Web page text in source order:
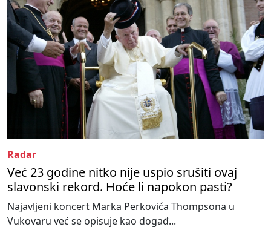
Radar
Već 23 godine nitko nije uspio srušiti ovaj
slavonski rekord. Hoće li napokon pasti?
Najavljeni koncert Marka Perkovića Thompsona u
Vukovaru već se opisuje kao događ...